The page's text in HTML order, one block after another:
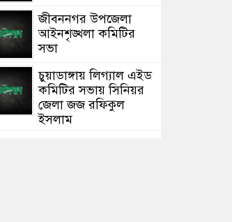
জীবননগর উপজেলা
আইনশৃঙ্খলা কমিটির
সভা
চুয়াডাঙ্গায় লিগ্যাল এইড
কমিটির সভায় সিনিয়র
জেলা জজ রফিকুল
ইসলাম